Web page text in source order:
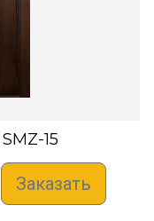
SMZ-15
Заказать